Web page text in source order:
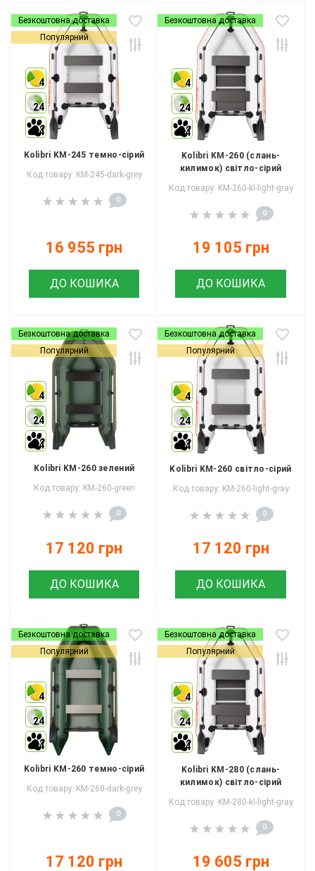
Безкоштовна доставка
Популярний
4
24
4
Kolibri KM-245 темно-сірий
Код товару: KM-245-dark-grey
0
16 955 грн
ДО КОШИКА
Безкоштовна доставка
4
24
4
Kolibri KM-260 (слань-
килимок) світло-сірий
Код товару: KM-260-kl-light-gray
0
19 105 грн
ДО КОШИКА
Безкоштовна доставка
Популярний
4
24
4
Kolibri KM-260 зелений
Код товару: KM-260-green
0
17 120 грн
ДО КОШИКА
Безкоштовна доставка
Популярний
4
24
4
Kolibri KM-260 світло-сірий
Код товару: KM-260-light-gray
0
17 120 грн
ДО КОШИКА
Безкоштовна доставка
Популярний
4
24
4
Kolibri KM-260 темно-сірий
Код товару: KM-260-dark-grey
0
17 120 грн
Безкоштовна доставка
Популярний
4
24
4
Kolibri KM-280 (слань-
килимок) світло-сірий
Код товару: KM-280-kl-light-gray
0
19 605 грн